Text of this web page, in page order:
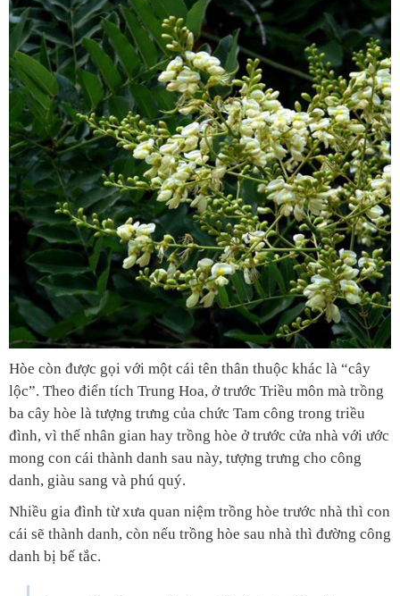
Hòe còn được gọi với một cái tên thân thuộc khác là “cây
lộc”. Theo điển tích Trung Hoa, ở trước Triều môn mà trồng
ba cây hòe là tượng trưng của chức Tam công trong triều
đình, vì thế nhân gian hay trồng hòe ở trước cửa nhà với ước
mong con cái thành danh sau này, tượng trưng cho công
danh, giàu sang và phú quý.
Nhiều gia đình từ xưa quan niệm trồng hòe trước nhà thì con
cái sẽ thành danh, còn nếu trồng hòe sau nhà thì đường công
danh bị bế tắc.